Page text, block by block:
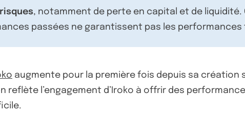
, notamment de perte en capital et de liquidité.
passées ne garantissent pas les
augmente pour la première fois depuis sa création
reflète l’engagement d’Iroko à offrir des